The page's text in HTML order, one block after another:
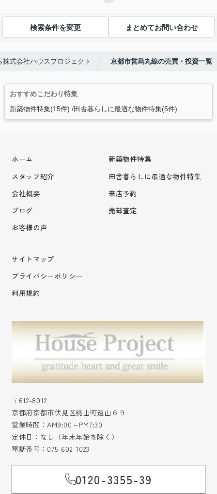
検索条件を変更 まとめてお問い合わせ
式会社ハウスプロジェクト 京都市営烏丸線の売買・投資一覧
おすすめこだわり特集
新築物件特集(15件) 田舎暮らしに最適な物件特集(5件)
ホーム
スタッフ紹介
会社概要
ブログ
お客様の声
新築物件特集
田舎暮らしに最適な物件特集
来店予約
売却査定
サイトマップ
プライバシーポリシー
利用規約
〒612-8012
京都府京都市伏見区桃山町遠山６９
営業時間：AM9:00～PM7:30
定休日：なし（年末年始を除く）
電話番号： 075-602-1023
0120-3355-39